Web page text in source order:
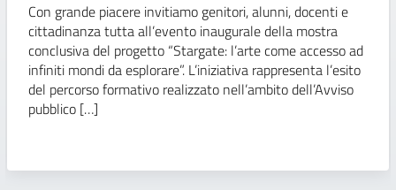
Con grande piacere invitiamo genitori, alunni, docenti e
cittadinanza tutta all’evento inaugurale della mostra
conclusiva del progetto “Stargate: l’arte come accesso ad
infiniti mondi da esplorare”. L’iniziativa rappresenta l’esito
del percorso formativo realizzato nell’ambito dell’Avviso
pubblico […]